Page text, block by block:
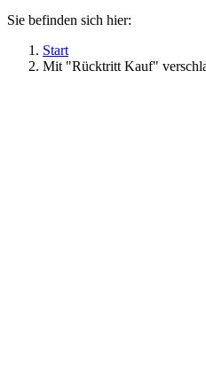
Sie befinden sich hier:
Start
Mit "Rücktritt Kauf"